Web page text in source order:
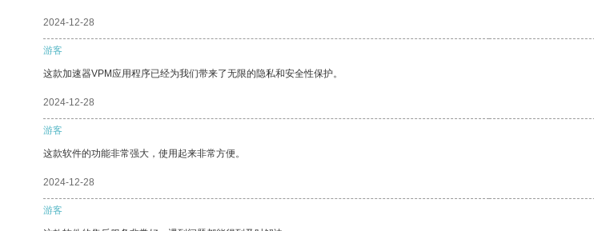
2024-12-28
游客
这款加速器VPM应用程序已经为我们带来了无限的隐私和安全性保护。
2024-12-28
游客
这款软件的功能非常强大，使用起来非常方便。
2024-12-28
游客